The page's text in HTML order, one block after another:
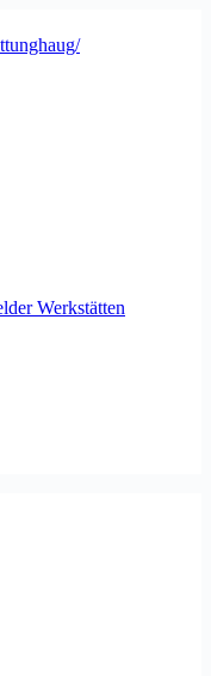
Werkstätten